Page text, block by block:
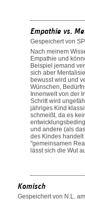
Empathie vs.
Gespeichert von SP
Nach meinem
Empathie und
Beispiel jemand
sich aber
bewusst wird und
Wünschen,
Innenwelt von der
Schritt wird
jähriges Kind
schmeißt, da es
und andere (als
des Kindes
"gemeinsamen
lässt sich die Wut
Komisch
Gespeichert von N.L.